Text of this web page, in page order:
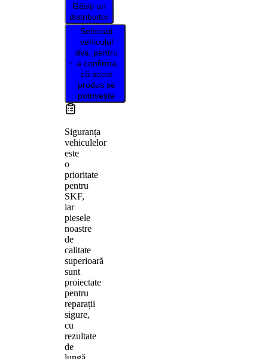
Găsiți un
distribuitor
Selectați
vehiculul
dvs. pentru
a confirma
că acest
produs se
potrivește
Siguranța
vehiculelor
este
o
prioritate
pentru
SKF,
iar
piesele
noastre
de
calitate
superioară
sunt
proiectate
pentru
reparații
sigure,
cu
rezultate
de